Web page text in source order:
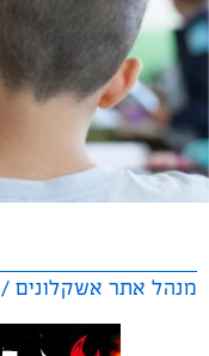
מנהל אתר אשקלונים / 09:36 21.01.20